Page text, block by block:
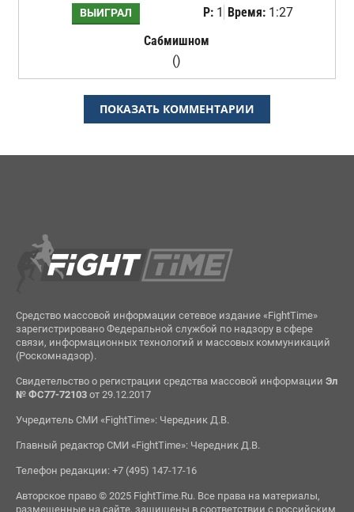
ВЫИГРАЛ Р:1 Время:1:27
Сабмишном
()
ПОКАЗАТЬ КОММЕНТАРИИ
Средство массовой информации сетевое издание «FightTime»
зарегистрировано Федеральной службой по надзору в сфере
связи, информационных технологий и массовых коммуникаций
(Роскомнадзор).
Свидетельство о регистрации средства массовой информации Эл
№ ФС77-72103от 29.12.2017
Учредитель СМИ «FightTime»: Чередник Д.В.
Главный редактор СМИ «FightTime»: Чередник Д.В.
Телефон редакции: +7 (495) 147-17-16
Авторское право © 2025 FightTime.Ru. Все права на материалы,
размещенные на сайте, защищены в соответствии с российским